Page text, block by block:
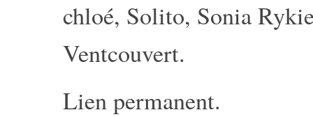
chloé, Solito, Sonia
Ventcouvert.
Lien permanent.